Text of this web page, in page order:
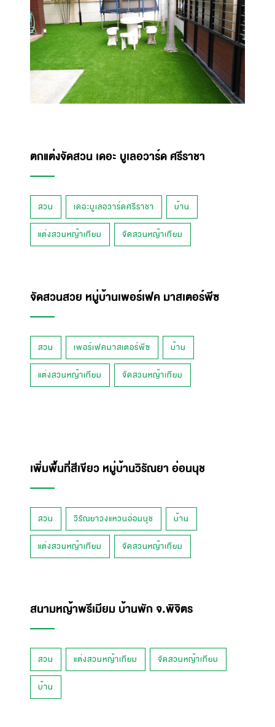
ตกแต่งจัดสวน เดอะ บูเลอวาร์ด ศรีราชา
สวน เดอะบูเลอวาร์ดศรีราชา บ้าน
แต่งสวนหญ้าเทียม จัดสวนหญ้าเทียม
จัดสวนสวย หมู่บ้านเพอร์เฟค มาสเตอร์พีซ
สวน เพอร์เฟคมาสเตอร์พีซ บ้าน
แต่งสวนหญ้าเทียม จัดสวนหญ้าเทียม
เพิ่มพื้นที่สีเขียว หมู่บ้านวิรัณยา อ่อนนุช
สวน วิรัณยาวงแหวนอ่อนนุช บ้าน
แต่งสวนหญ้าเทียม จัดสวนหญ้าเทียม
สนามหญ้าพรีเมียม บ้านพัก จ.พิจิตร
สวน แต่งสวนหญ้าเทียม จัดสวนหญ้าเทียม
บ้าน